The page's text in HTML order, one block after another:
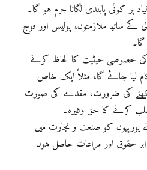
کوئی پابندی لگانا جرم ہو گا۔
کے ساتھ ملازمتوں، پولیس اور فوج
کی خصوصی حیثیت کا لحاظ کرنے
لیا جائے گا، مثلاً ایک خاص
رکھنے کی ضرورت، مقدمے کی صورت
کرنے کا حق وغیرہ۔
یورپیوں کو صنعت و تجارت میں
حقوق اور مراعات حاصل ہوں